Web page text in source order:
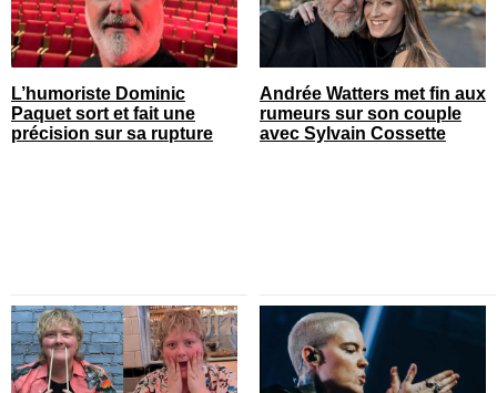
L’humoriste Dominic
Paquet sort et fait une
précision sur sa rupture
Andrée Watters met fin aux
rumeurs sur son couple
avec Sylvain Cossette